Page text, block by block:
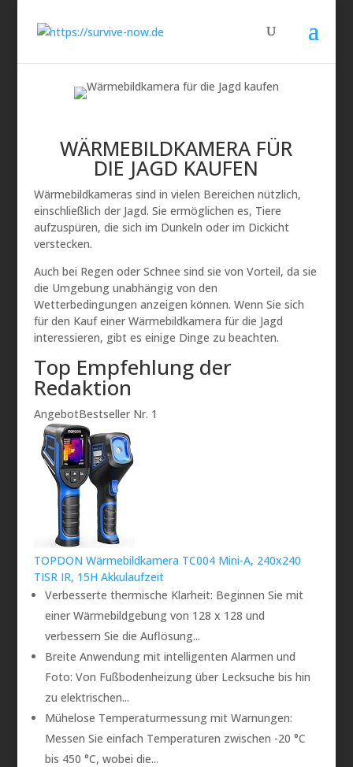
WÄRMEBILDKAMERA FÜR
DIE JAGD KAUFEN
Wärmebildkameras sind in vielen Bereichen nützlich,
einschließlich der Jagd. Sie ermöglichen es, Tiere
aufzuspüren, die sich im Dunkeln oder im Dickicht
verstecken.
Auch bei Regen oder Schnee sind sie von Vorteil, da sie
die Umgebung unabhängig von den
Wetterbedingungen anzeigen können. Wenn Sie sich
für den Kauf einer Wärmebildkamera für die Jagd
interessieren, gibt es einige Dinge zu beachten.
Top Empfehlung der
Redaktion
AngebotBestseller Nr. 1
TOPDON Wärmebildkamera TC004 Mini-A, 240x240
TISR IR, 15H Akkulaufzeit
Verbesserte thermische Klarheit: Beginnen Sie mit
einer Wärmebildgebung von 128 x 128 und
verbessern Sie die Auflösung...
Breite Anwendung mit intelligenten Alarmen und
Foto: Von Fußbodenheizung über Lecksuche bis hin
zu elektrischen...
Mühelose Temperaturmessung mit Warnungen:
Messen Sie einfach Temperaturen zwischen -20 °C
bis 450 °C, wobei die...